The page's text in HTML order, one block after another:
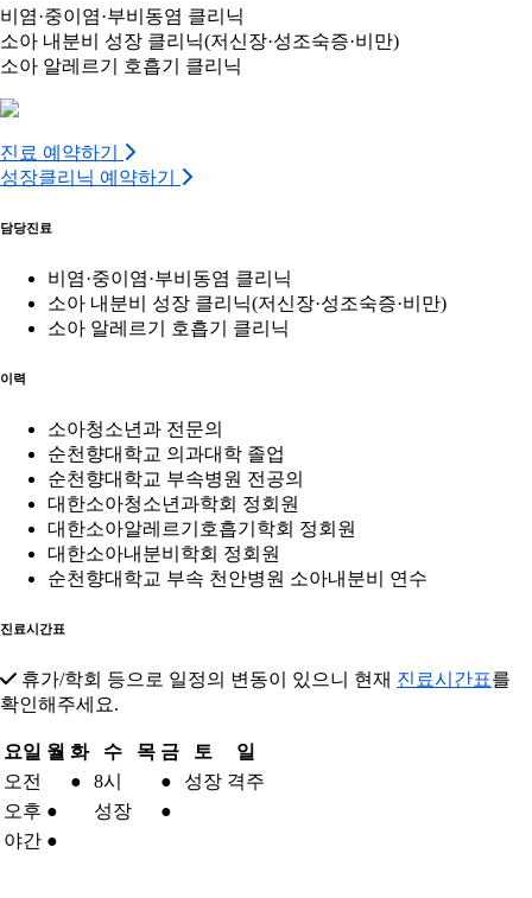
비염·중이염·부비동염 클리닉
소아 내분비 성장 클리닉(저신장·성조숙증·비만)
소아 알레르기 호흡기 클리닉
진료 예약하기
성장클리닉 예약하기
담당진료
비염·중이염·부비동염 클리닉
소아 내분비 성장 클리닉(저신장·성조숙증·비만)
소아 알레르기 호흡기 클리닉
이력
소아청소년과 전문의
순천향대학교 의과대학 졸업
순천향대학교 부속병원 전공의
대한소아청소년과학회 정회원
대한소아알레르기호흡기학회 정회원
대한소아내분비학회 정회원
순천향대학교 부속 천안병원 소아내분비 연수
진료시간표
휴가/학회 등으로 일정의 변동이 있으니 현재 진료시간표를
확인해주세요.
요일 월 화 수 목 금 토
일
오전
● 8시 ● 성장 격주
오후 ● 성장
●
야간 ●